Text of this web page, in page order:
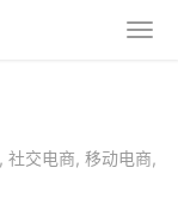
, 社交电商, 移动电商,